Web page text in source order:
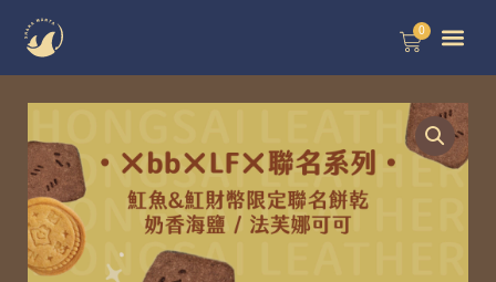
0
購
籃